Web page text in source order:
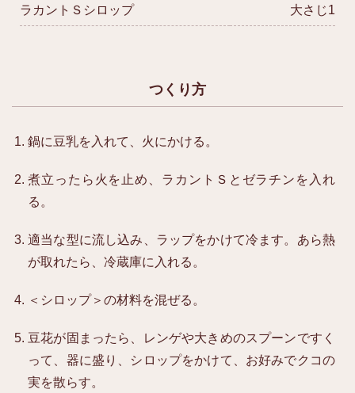
ラカントＳシロップ 大さじ1
つくり方
鍋に豆乳を入れて、火にかける。
煮立ったら火を止め、ラカントＳとゼラチンを入れ
る。
適当な型に流し込み、ラップをかけて冷ます。あら熱
が取れたら、冷蔵庫に入れる。
＜シロップ＞の材料を混ぜる。
豆花が固まったら、レンゲや大きめのスプーンですく
って、器に盛り、シロップをかけて、お好みでクコの
実を散らす。